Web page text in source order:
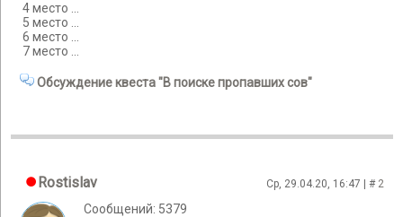
4 место ...
5 место ...
6 место ...
7 место ...
Обсуждение квеста "В поиске пропавших сов"
Rostislav Ср, 29.04.20, 16:47 | # 2
Сообщений: 5379